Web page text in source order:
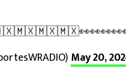
May 20,